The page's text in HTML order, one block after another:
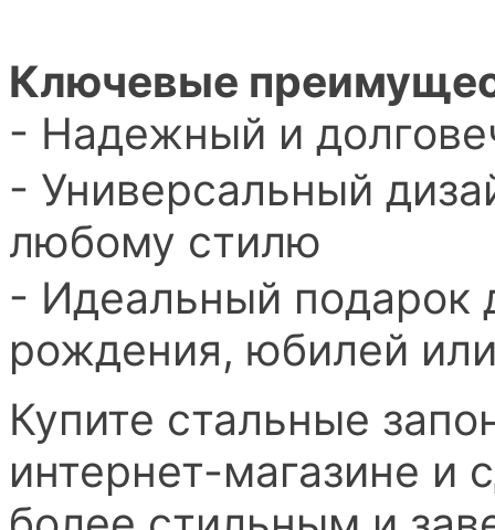
Ключевые
- Надежный и
- Универсальный
любому стилю
- Идеальный подарок
рождения, юбилей
Купите стальные
интернет-магазине и